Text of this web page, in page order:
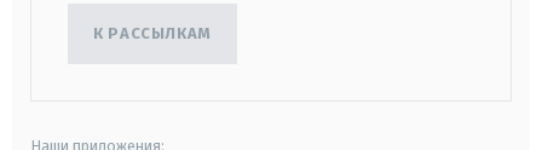
К РАССЫЛКАМ
Наши приложения: